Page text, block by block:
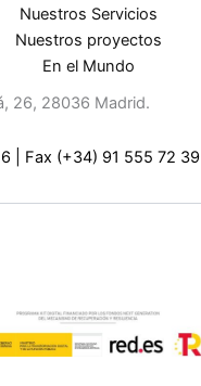
Nuestros Servicios
Nuestros proyectos
En el Mundo
26, 28036 Madrid.
Fax (+34) 91 555 72 39